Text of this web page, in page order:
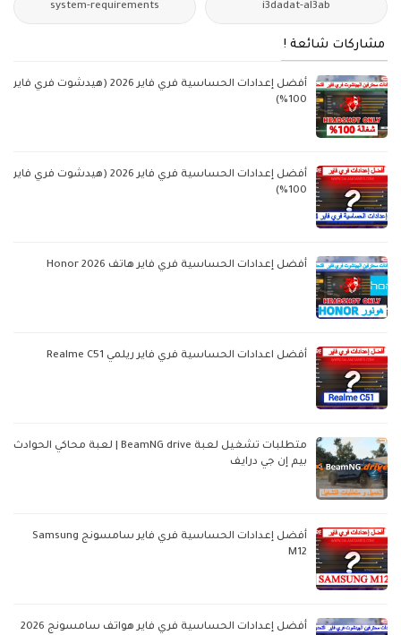
i3dadat-al3ab
system-requirements
مشاركات شائعة !
أفضل إعدادات الحساسية فري فاير 2026 (هيدشوت فري فاير
100%)
أفضل إعدادات الحساسية فري فاير 2026 (هيدشوت فري فاير
100%)
أفضل إعدادات الحساسية فري فاير هاتف Honor 2026
أفضل اعدادات الحساسية فري فاير ريلمي Realme C51
متطلبات تشغيل لعبة BeamNG drive | لعبة محاكي الحوادث
بيم إن جي درايف
أفضل إعدادات الحساسية فري فاير سامسونج Samsung
M12
أفضل إعدادات الحساسية فري فاير هواتف سامسونج 2026